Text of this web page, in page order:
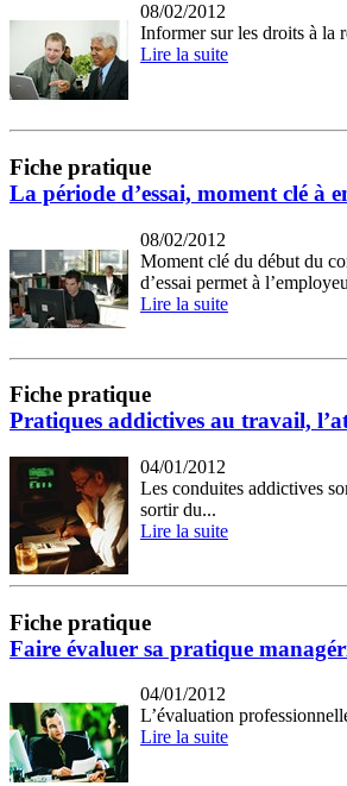
08/02/2012
Informer sur les droits à la
Lire la suite
Fiche pratique
La période d’essai, moment clé à
08/02/2012
Moment clé du début du
d’essai permet à
Lire la suite
Fiche pratique
Pratiques addictives au travail,
04/01/2012
Les conduites addictives
sortir du...
Lire la suite
Fiche pratique
Faire évaluer sa pratique
04/01/2012
L’évaluation
Lire la suite